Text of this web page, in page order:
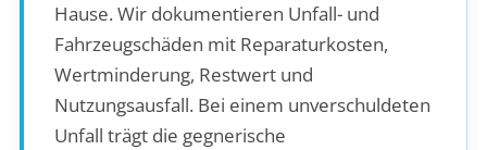
Hause. Wir dokumentieren Unfall- und
Fahrzeugschäden mit Reparaturkosten,
Wertminderung, Restwert und
Nutzungsausfall. Bei einem unverschuldeten
Unfall trägt die gegnerische